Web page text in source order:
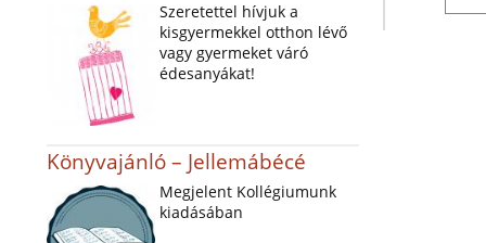
Szeretettel hívjuk a
kisgyermekkel otthon lévő
vagy gyermeket váró
édesanyákat!
Könyvajánló – Jellemábécé
Megjelent Kollégiumunk
kiadásában